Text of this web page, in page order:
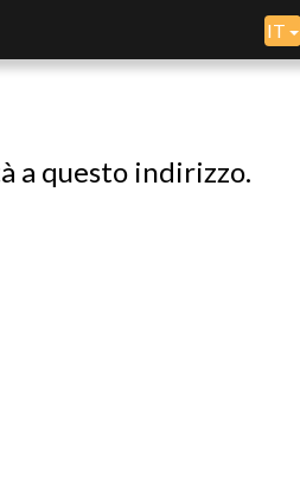
IT
a questo indirizzo.